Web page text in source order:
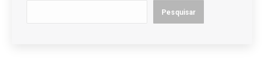
Pesquisar